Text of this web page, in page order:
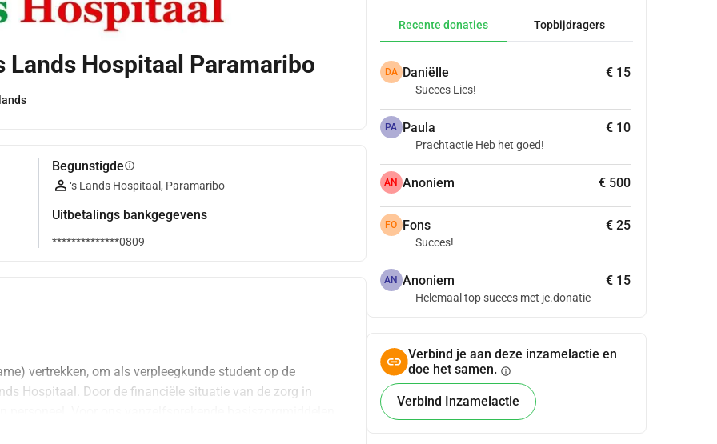
Lands Hospitaal Paramaribo
Begunstigdeinfo
‘s Lands Hospitaal, Paramaribo
Uitbetalings bankgegevens
**************0809
vertrekken, om als verpleegkunde student op de
Hospitaal. Door de financiële situatie van de zorg in
en medicijnen zijn schaars of niet beschikbaar. Daarom
Recente donaties Topbijdragers
DA Daniëlle € 15
Succes Lies!
PA Paula € 10
Prachtactie Heb het goed!
AN Anoniem € 500
FO Fons € 25
Succes!
AN Anoniem € 15
Helemaal top succes met je.donatie
Verbind je aan deze inzamelactie en
doe het samen. info
Verbind Inzamelactie